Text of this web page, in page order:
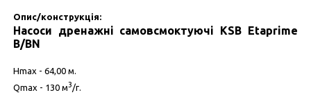
Опис/конструкція:
Насоси дренажні самовсмоктуючі KSB Etaprime
B/BN
Hmax - 64,00 м.
Qmax - 130 м3/г.